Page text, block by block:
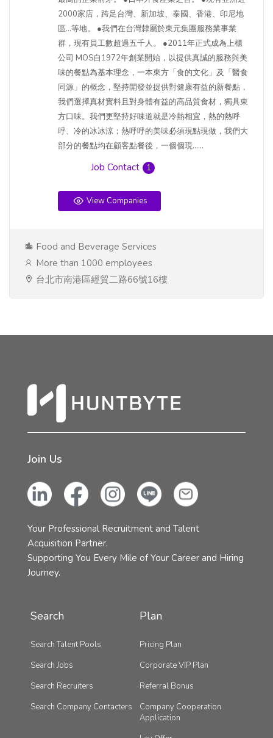
2000家店，跨足台灣、新加坡、泰國、香港、印尼地
區…等地。 ●我們在台灣隸屬於東元集團服務業事業
群，現有員工數超過五千人。 ●2011年正式成為上櫃
公司 MOS自1972年創業開始，以提供真誠的服務與美
味的餐點為基本理念，一本東方「食的文化」及「醫食
同源」的概念，堅持開發並提供對健康有益的新餐點，
我們選擇真材實料且對身體有益的高品質食材，獨具東
方口味。我們更堅持好味道就是冷熱相宜，熱的熱呼
呼、冷的冰冰涼；熱呼呼的美味必須現點現做，我們大
部分的餐點均在顧客點餐後，一個個現......
Job Contact 1
View Companies
Food and Beverage Services
More than 1000 employees
台北市南港區經貿二路66號16樓
Join Us
Your Professional Recruitment and Talent
Acquisition Partner.
Supporting You Every Mile of Your Career and Hiring
Journey.
Search
Search Talent Pools
Search Jobs
Search Recruiters
Search Company Contacters
Plan
Pricing Plan
Corporate VIP Plan
Referral Bonus
Company Cooperation
Application